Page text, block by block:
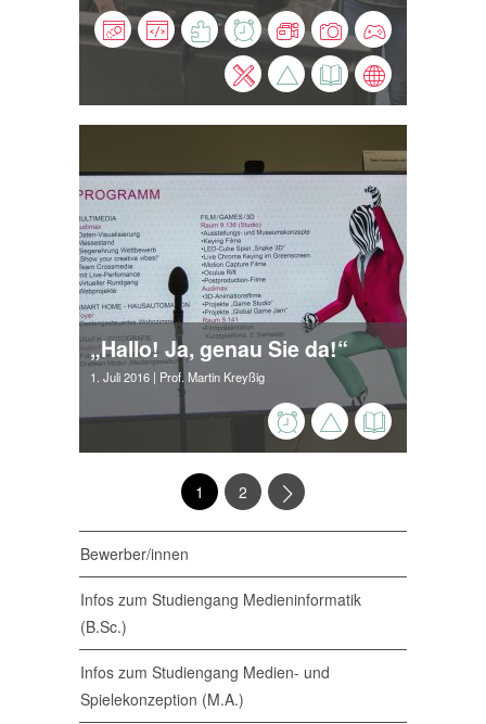
„Hallo! Ja, genau Sie da!“
1. Juli 2016 | Prof. Martin Kreyßig
1 2
Bewerber/innen
Infos zum Studiengang Medieninformatik
(B.Sc.)
Infos zum Studiengang Medien- und
Spielekonzeption (M.A.)